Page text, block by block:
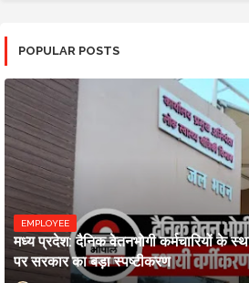
POPULAR POSTS
EMPLOYEE
मध्य प्रदेश: दैनिक वेतनभोगी कर्मचारियों के
पर सरकार का बड़ा स्पष्टीकरण